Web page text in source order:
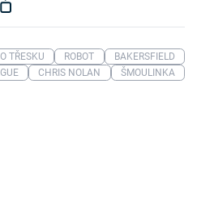
TŘESKU ROBOT
BAKERSFIELD
CHRIS NOLAN ŠMOULINKA